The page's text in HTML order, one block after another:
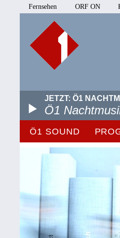
Fernsehen ORF ON
JETZT: Ö1
Ö1
Ö1 SOUND